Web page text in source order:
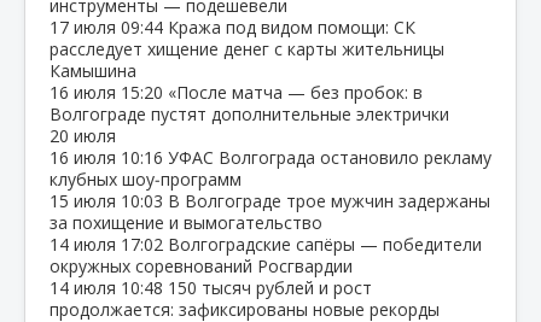
инструменты — подешевели
17 июля 09:44 Кража под видом помощи: СК
расследует хищение денег с карты жительницы
Камышина
16 июля 15:20 «После матча — без пробок: в
Волгограде пустят дополнительные электрички
20 июля
16 июля 10:16 УФАС Волгограда остановило рекламу
клубных шоу‑программ
15 июля 10:03 В Волгограде трое мужчин задержаны
за похищение и вымогательство
14 июля 17:02 Волгоградские сапёры — победители
окружных соревнований Росгвардии
14 июля 10:48 150 тысяч рублей и рост
продолжается: зафиксированы новые рекорды